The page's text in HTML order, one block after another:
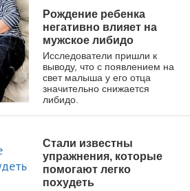
Рождение ребенка
негативно влияет на
мужское либидо
Исследователи пришли к
выводу, что с появлением на
свет малыша у его отца
значительно снижается
либидо.
Стали известны
упражнения, которые
помогают легко
похудеть